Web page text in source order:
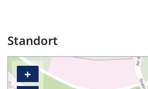
Standort
+